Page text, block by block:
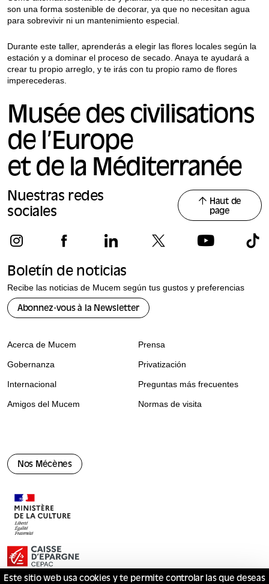
son una forma sostenible de decorar, ya que no necesitan agua
para sobrevivir ni un mantenimiento especial.
Durante este taller, aprenderás a elegir las flores locales según la
estación y a dominar el proceso de secado. Anaya te ayudará a
crear tu propio arreglo, y te irás con tu propio ramo de flores
imperecederas.
Musée des civilisations
de l’Europe
et de la Méditerranée
Nuestras redes
sociales
Haut de
page
Boletín de noticias
Recibe las noticias de Mucem según tus gustos y preferencias
Abonnez-vous à la Newsletter
Nos Mécènes
Acerca de Mucem
Gobernanza
Internacional
Amigos del Mucem
Prensa
Privatización
Preguntas más frecuentes
Normas de visita
Este sitio web usa cookies y te permite controlar las que deseas